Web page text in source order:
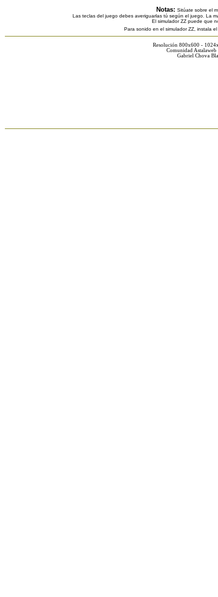
Notas: Sitúate sobre el
Las teclas del juego debes averiguarlas tú según el juego. La
El simulador ZZ puede que
Para sonido en el simulador ZZ, instala
Resolución 800x600 -
Comunidad
Gabriel Chova